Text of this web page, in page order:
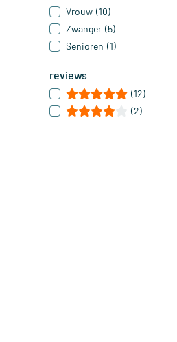
Vrouw (10)
Zwanger (5)
Senioren (1)
reviews
(12)
(2)